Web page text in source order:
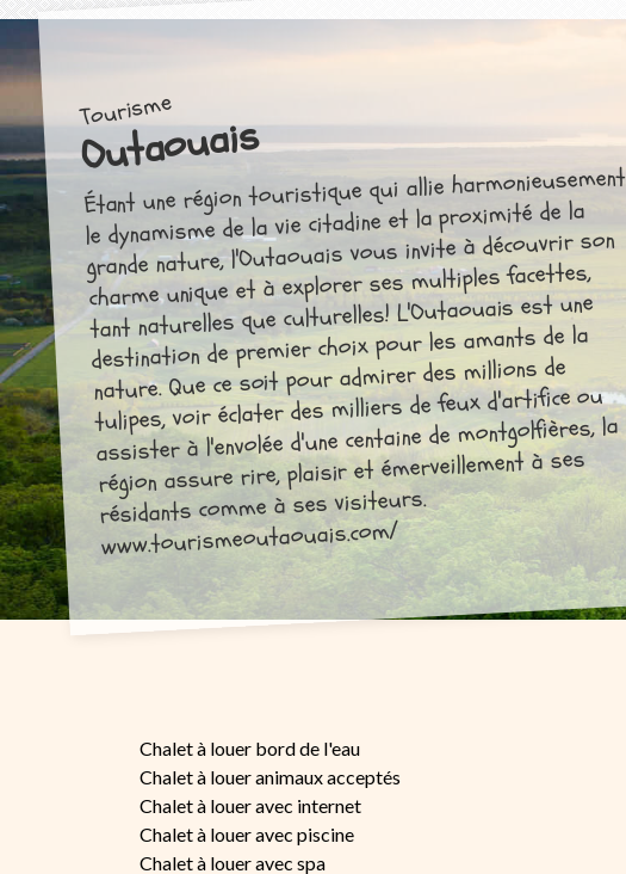
Tourisme
Outaouais
Étant une région touristique qui allie harmonieusement
le dynamisme de la vie citadine et la proximité de la
grande nature, l'Outaouais vous invite à découvrir son
charme unique et à explorer ses multiples facettes,
tant naturelles que culturelles! L'Outaouais est une
destination de premier choix pour les amants de la
nature. Que ce soit pour admirer des millions de
tulipes, voir éclater des milliers de feux d'artifice ou
assister à l'envolée d'une centaine de montgolfières, la
région assure rire, plaisir et émerveillement à ses
résidants comme à ses visiteurs.
www.tourismeoutaouais.com/
Chalet à louer bord de l'eau
Chalet à louer animaux acceptés
Chalet à louer avec internet
Chalet à louer avec piscine
Chalet à louer avec spa